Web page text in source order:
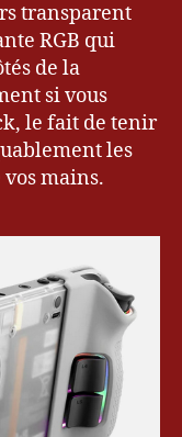
transparent
RGB qui
de la
si vous
le fait de tenir
les
vos mains.